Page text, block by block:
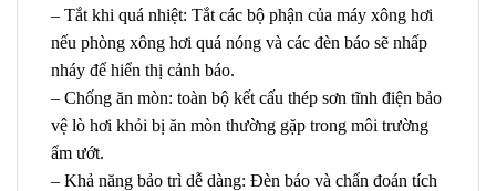
– Tắt khi quá nhiệt: Tắt các bộ phận của máy xông hơi
nếu phòng xông hơi quá nóng và các đèn báo sẽ nhấp
nháy để hiển thị cảnh báo.
– Chống ăn mòn: toàn bộ kết cấu thép sơn tĩnh điện bảo
vệ lò hơi khỏi bị ăn mòn thường gặp trong môi trường
ẩm ướt.
– Khả năng bảo trì dễ dàng: Đèn báo và chẩn đoán tích